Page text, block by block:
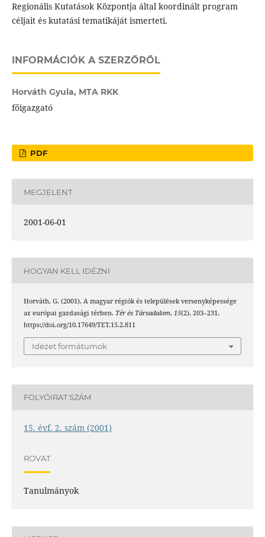
Regionális Kutatások Központja által koordinált program
céljait és kutatási tematikáját ismerteti.
INFORMÁCIÓK A SZERZŐRŐL
Horváth Gyula, MTA RKK
főigazgató
PDF
MEGJELENT
2001-06-01
HOGYAN KELL IDÉZNI
Horváth, G. (2001). A magyar régiók és települések versenyképessége
az európai gazdasági térben. Tér és Társadalom, 15(2), 203–231.
https://doi.org/10.17649/TET.15.2.811
Idézet formátumok
FOLYÓIRAT SZÁM
15. évf. 2. szám (2001)
ROVAT
Tanulmányok